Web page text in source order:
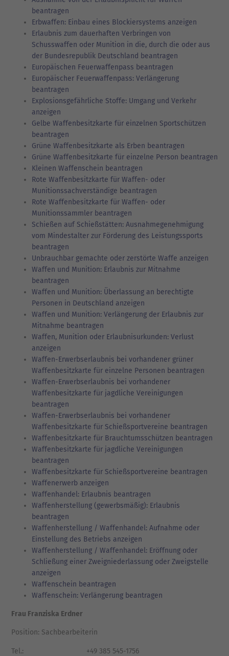
beantragen
Erbwaffen: Einbau eines Blockiersystems anzeigen
Erlaubnis zum dauerhaften Verbringen von
Schusswaffen oder Munition in die, durch die oder aus
der Bundesrepublik Deutschland beantragen
Europäischen Feuerwaffenpass beantragen
Europäischer Feuerwaffenpass: Verlängerung
beantragen
Explosionsgefährliche Stoffe: Umgang und Verkehr
anzeigen
Gelbe Waffenbesitzkarte für einzelnen Sportschützen
beantragen
Grüne Waffenbesitzkarte als Erben beantragen
Grüne Waffenbesitzkarte für einzelne Person beantragen
Kleinen Waffenschein beantragen
Rote Waffenbesitzkarte für Waffen- oder
Munitionssachverständige beantragen
Rote Waffenbesitzkarte für Waffen- oder
Munitionssammler beantragen
Schießen auf Schießstätten: Ausnahmegenehmigung
vom Mindestalter zur Förderung des Leistungssports
beantragen
Unbrauchbar gemachte oder zerstörte Waffe anzeigen
Waffen und Munition: Erlaubnis zur Mitnahme
beantragen
Waffen und Munition: Überlassung an berechtigte
Personen in Deutschland anzeigen
Waffen und Munition: Verlängerung der Erlaubnis zur
Mitnahme beantragen
Waffen, Munition oder Erlaubnisurkunden: Verlust
anzeigen
Waffen-Erwerbserlaubnis bei vorhandener grüner
Waffenbesitzkarte für einzelne Personen beantragen
Waffen-Erwerbserlaubnis bei vorhandener
Waffenbesitzkarte für jagdliche Vereinigungen
beantragen
Waffen-Erwerbserlaubnis bei vorhandener
Waffenbesitzkarte für Schießsportvereine beantragen
Waffenbesitzkarte für Brauchtumsschützen beantragen
Waffenbesitzkarte für jagdliche Vereinigungen
beantragen
Waffenbesitzkarte für Schießsportvereine beantragen
Waffenerwerb anzeigen
Waffenhandel: Erlaubnis beantragen
Waffenherstellung (gewerbsmäßig): Erlaubnis
beantragen
Waffenherstellung / Waffenhandel: Aufnahme oder
Einstellung des Betriebs anzeigen
Waffenherstellung / Waffenhandel: Eröffnung oder
Schließung einer Zweigniederlassung oder Zweigstelle
anzeigen
Waffenschein beantragen
Waffenschein: Verlängerung beantragen
Frau Franziska Erdner
Position: Sachbearbeiterin
Tel.:
+49 385 545-1756